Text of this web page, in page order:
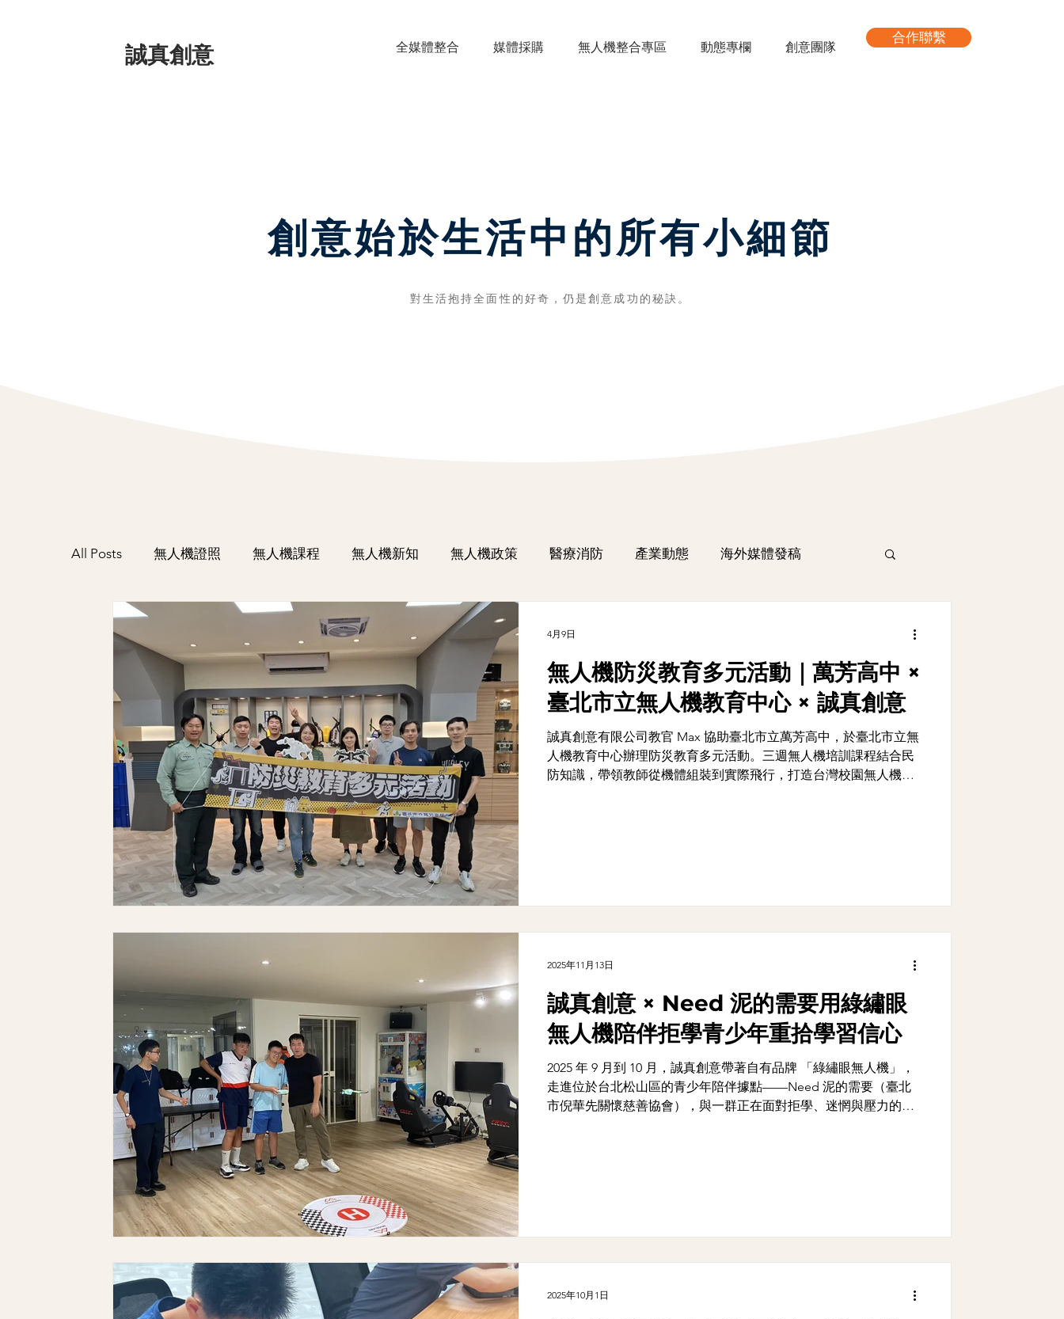
​誠真創意 全媒體整合 媒體採購 無人機整合專區 動態專欄 創意團隊
合作聯繫
創意始於生活中的所有小細節
對生活抱持全面性的好奇，仍是創意成功的秘訣。
All Posts 無人機證照 無人機課程 無人機新知 無人機政策 醫療消防 產業動態 海外媒體發稿
活動紀錄
無人機防災教育多元活動｜萬芳高中 ×
臺北市立無人機教育中心 × 誠真創意
誠真創意有限公司教官 Max 協助臺北市立萬芳高中，於臺北市立無
人機教育中心辦理防災教育多元活動。三週無人機培訓課程結合民
防知識，帶領教師從機體組裝到實際飛行，打造台灣校園無人機防
4月9日
誠真創意 × Need 泥的需要用綠繡眼
無人機陪伴拒學青少年重拾學習信心
2025 年 9 月到 10 月，誠真創意帶著自有品牌 「綠繡眼無人機」，
走進位於台北松山區的青少年陪伴據點——Need 泥的需要（臺北
市倪華先關懷慈善協會），與一群正在面對拒學、迷惘與壓力的國
2025年11月13日
2025年10月1日